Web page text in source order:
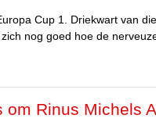
Cup 1. Driekwart van
nog goed hoe de
Rinus Michels